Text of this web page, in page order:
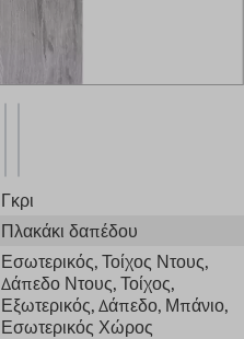
Γκρι
Πλακάκι δαπέδου
Εσωτερικός, Τοίχος Ντους,
Δάπεδο Ντους, Τοίχος,
Εξωτερικός, Δάπεδο, Μπάνιο,
Εσωτερικός Χώρος